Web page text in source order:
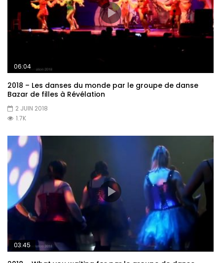
06:04
2018 – Les danses du monde par le groupe de danse
Bazar de filles à Révélation
2 JUIN 2018
1.7K
03:45